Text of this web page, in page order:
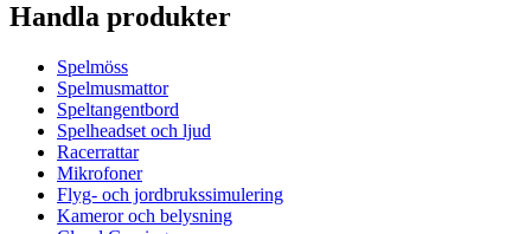
Handla produkter
Spelmöss
Spelmusmattor
Speltangentbord
Spelheadset och ljud
Racerrattar
Mikrofoner
Flyg- och jordbrukssimulering
Kameror och belysning